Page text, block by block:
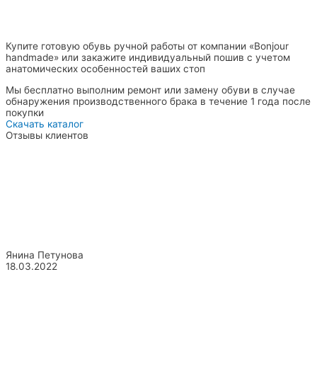
Купите готовую обувь ручной работы от компании «Bonjour
handmade» или закажите индивидуальный пошив с учетом
анатомических особенностей ваших стоп
Мы бесплатно выполним ремонт или замену обуви в случае
обнаружения производственного брака в течение 1 года после
покупки
Скачать каталог
Отзывы клиентов
Янина Петунова
18.03.2022